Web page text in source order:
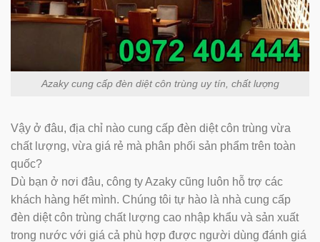
Azaky cung cấp đèn diệt côn trùng uy tín, chất lượng
Vậy ở đâu, địa chỉ nào cung cấp đèn diệt côn trùng vừa
chất lượng, vừa giá rẻ mà phân phối sản phẩm trên toàn
quốc?
Dù bạn ở nơi đâu, công ty Azaky cũng luôn hỗ trợ các
khách hàng hết mình. Chúng tôi tự hào là nhà cung cấp
đèn diệt côn trùng chất lượng cao nhập khẩu và sản xuất
trong nước với giá cả phù hợp được người dùng đánh giá